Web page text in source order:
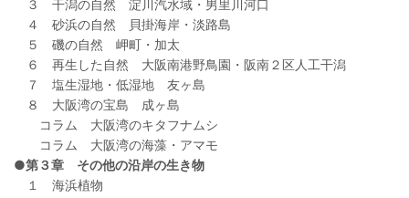
３ 干潟の自然 淀川汽水域・男里川河口
４ 砂浜の自然 貝掛海岸・淡路島
５ 磯の自然 岬町・加太
６ 再生した自然 大阪南港野鳥園・阪南２区人工干潟
７ 塩生湿地・低湿地 友ヶ島
８ 大阪湾の宝島 成ヶ島
コラム 大阪湾のキタフナムシ
コラム 大阪湾の海藻・アマモ
●第３章 その他の沿岸の生き物
１ 海浜植物